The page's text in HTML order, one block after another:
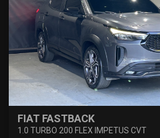
FIAT FASTBACK
1.0 TURBO 200 FLEX IMPETUS CVT